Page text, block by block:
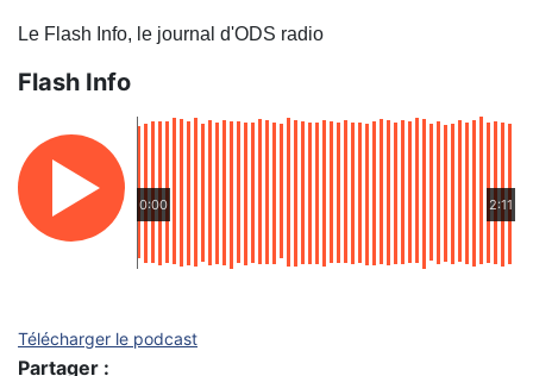
Le Flash Info, le journal d'ODS radio
Flash Info
0:00 2:11
Télécharger le podcast
Partager :